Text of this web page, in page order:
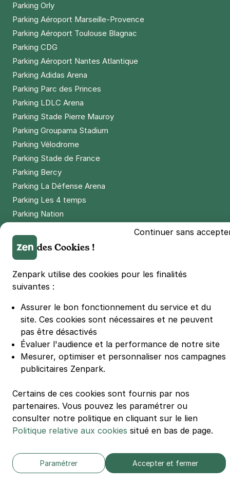
Parking Orly
Parking Aéroport Marseille-Provence
Parking Aéroport Toulouse Blagnac
Parking CDG
Parking Aéroport Nantes Atlantique
Parking Adidas Arena
Parking Parc des Princes
Parking LDLC Arena
Parking Stade Pierre Mauroy
Parking Groupama Stadium
Parking Vélodrome
Parking Stade de France
Parking Bercy
Parking La Défense Arena
Parking Les 4 temps
Parking Nation
Parking Lille Grand Palais
Parking Euralille
Parking Casino Barrière Lille
🌍 Passer de 130 à 110 km/h sur autoroute réduit votre
consommation de 20%
#SeDéplacerMoinsPolluer
© Zenpark 2012 - 2026 - Tous droits réservés - Fabriqué avec soin à
Rennes et Paris
Continuer sans
des Cookies !
Zenpark utilise des cookies pour les finalités
suivantes :
Assurer le bon fonctionnement du service et du
site. Ces cookies sont nécessaires et ne peuvent
pas être désactivés
Évaluer l'audience et la performance de notre site
Mesurer, optimiser et personnaliser nos campagnes
publicitaires Zenpark.
Certains de ces cookies sont fournis par nos
partenaires. Vous pouvez les paramétrer ou
consulter notre politique en cliquant sur le lien
Politique relative aux cookies situé en bas de page.
Paramétrer Accepter et fermer